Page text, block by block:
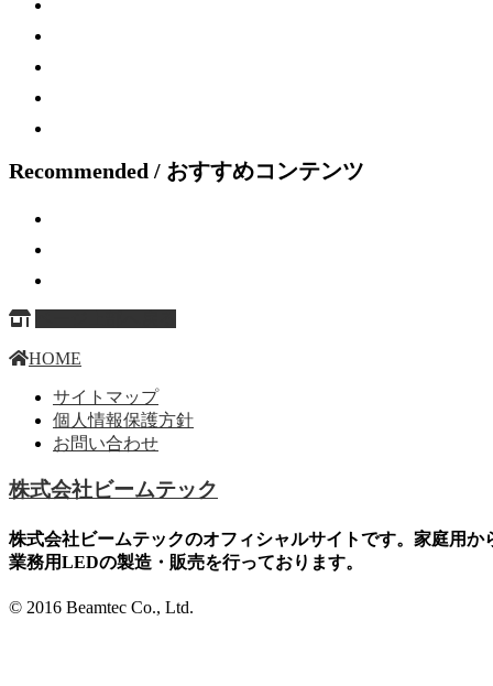
Recommended / おすすめコンテンツ
HOME
サイトマップ
個人情報保護方針
お問い合わせ
株式会社ビームテック
株式会社ビームテックのオフィシャルサイトです。家庭用か
業務用LEDの製造・販売を行っております。
© 2016 Beamtec Co., Ltd.